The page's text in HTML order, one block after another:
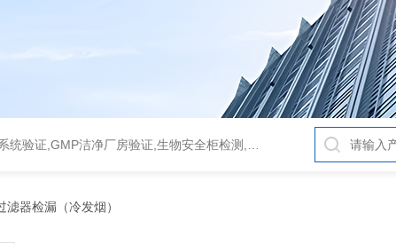
柜检测,洁净度检测,洁净室验收检测,GMP验证方案编写执行
器检漏（冷发烟）